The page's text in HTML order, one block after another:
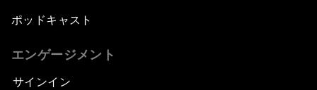
ポッドキャスト
エンゲージメント
サインイン